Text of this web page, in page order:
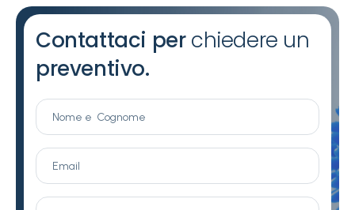
Contattaci perchiedere un
preventivo.